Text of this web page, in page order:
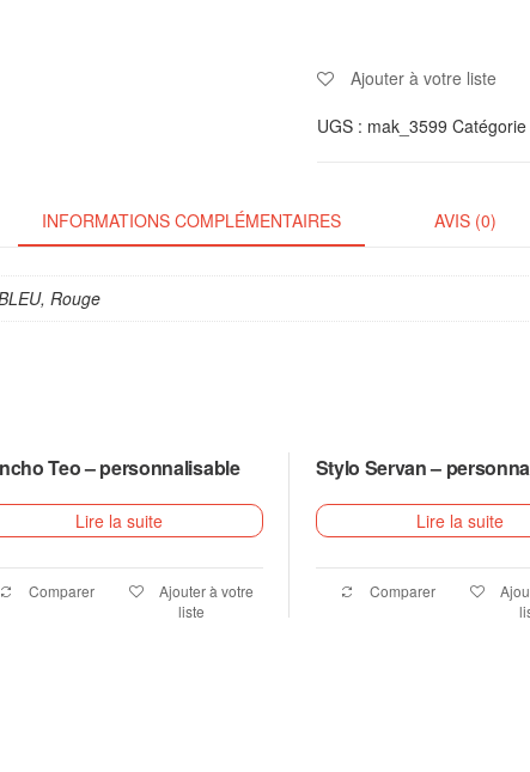
Ajouter à votre liste
UGS : mak_3599 Catégorie
INFORMATIONS COMPLÉMENTAIRES AVIS (0)
Rouge
Teo – personnalisable
Lire la suite
Comparer
Ajouter à votre
liste
Stylo Servan –
Lire la suite
Comparer